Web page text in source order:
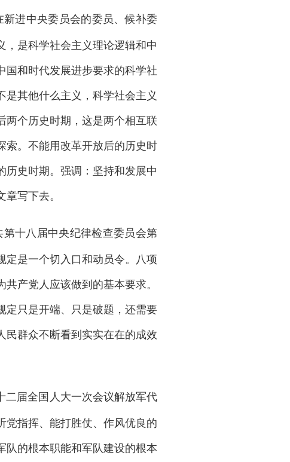
新进中央委员会的委员、候补委
，是科学社会主义理论逻辑和中
国和时代发展进步要求的科学社
其他什么主义，科学社会主义
两个历史时期，这是两个相互联
索。不能用改革开放后的历史时
历史时期。强调：坚持和发展中
写下去。
第十八届中央纪律检查委员会第
定是一个切入口和动员令。八项
产党人应该做到的基本要求。
定只是开端、只是破题，还需要
民群众不断看到实实在在的成效
二届全国人大一次会议解放军代
党指挥、能打胜仗、作风优良的
队的根本职能和军队建设的根本